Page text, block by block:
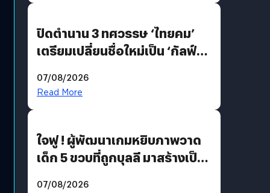
ปิดตำนาน 3 ทศวรรษ ‘ไทยคม’
เตรียมเปลี่ยนชื่อใหม่เป็น ‘กัลฟ์
อวกาศเต็มสูบ
07/08/2026
Read More
ใจฟู ! ผู้พัฒนาเกมหยิบภาพวาด
เด็ก 5 ขวบที่ถูกบุลลี มาสร้างเป็น
07/08/2026